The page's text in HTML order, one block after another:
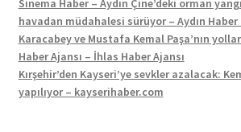
Sinema Haber – Aydın Çine’deki orman
havadan müdahalesi sürüyor – Aydın
Karacabey ve Mustafa Kemal Paşa’nın
Haber Ajansı – İhlas Haber Ajansı
Kırşehir’den Kayseri’ye sevkler azalacak:
yapılıyor – kayserihaber.com